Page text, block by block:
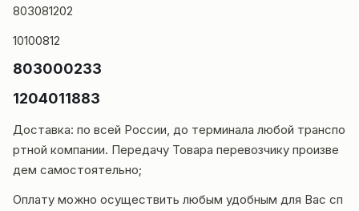
803081202
10100812
803000233
1204011883
Доставка: по всей России, до терминала любой транспо
ртной компании. Передачу Товара перевозчику произве
дем самостоятельно;
Оплату можно осуществить любым удобным для Вас сп